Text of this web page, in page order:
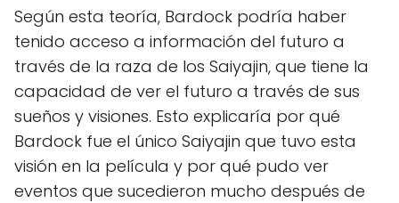
Según esta teoría, Bardock podría haber
tenido acceso a información del futuro a
través de la raza de los Saiyajin, que tiene la
capacidad de ver el futuro a través de sus
sueños y visiones. Esto explicaría por qué
Bardock fue el único Saiyajin que tuvo esta
visión en la película y por qué pudo ver
eventos que sucedieron mucho después de